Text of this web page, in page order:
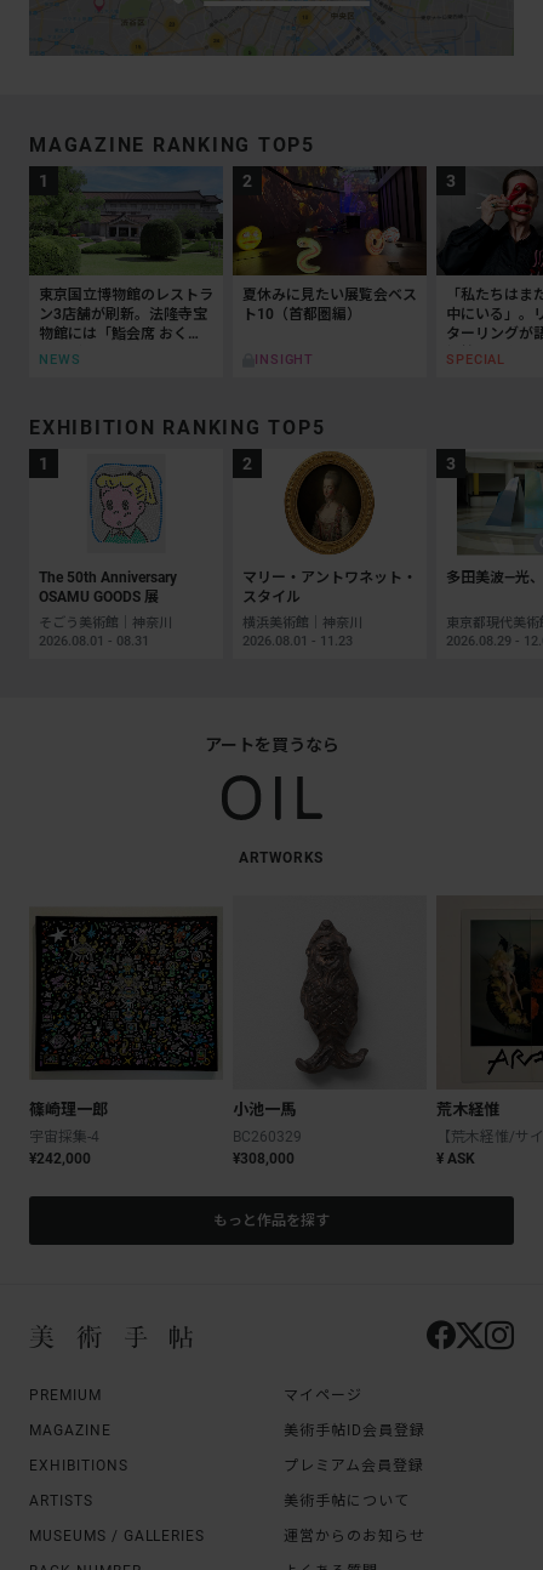
MAGAZINE RANKING TOP5
東京国立博物館のレストラ
ン3店舗が刷新。法隆寺宝
物館には「鮨会席 おく
乃」がオープン
NEWS
夏休みに見たい展覧会ベス
ト10（首都圏編）
INSIGHT
「私たちはま
中にいる」。
ターリングが
抵抗の50年
SPECIAL
EXHIBITION RANKING TOP5
The 50th Anniversary
OSAMU GOODS 展
そごう美術館｜神奈川
2026.08.01 - 08.31
マリー・アントワネット・
スタイル
横浜美術館｜神奈川
2026.08.01 - 11.23
多田美波―光
2026.08.29 -
アートを買うなら
ARTWORKS
篠崎理一郎
宇宙採集-4
¥242,000
小池一馬
BC260329
¥308,000
荒木経惟
¥ ASK
もっと作品を探す
PREMIUM
MAGAZINE
EXHIBITIONS
ARTISTS
MUSEUMS / GALLERIES
マイページ
美術手帖ID会員登録
プレミアム会員登録
美術手帖について
運営からのお知らせ